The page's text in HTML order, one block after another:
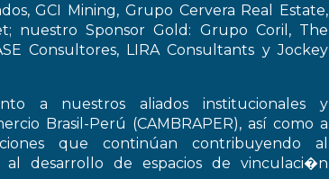
GCI Mining, Grupo Cervera Real Estate,
nuestro Sponsor Gold: Grupo Coril, The
Consultores, LIRA Consultants y Jockey
a nuestros aliados institucionales y
Brasil-Perú (CAMBRAPER), así como a
que continúan contribuyendo al
al desarrollo de espacios de vinculaci�n